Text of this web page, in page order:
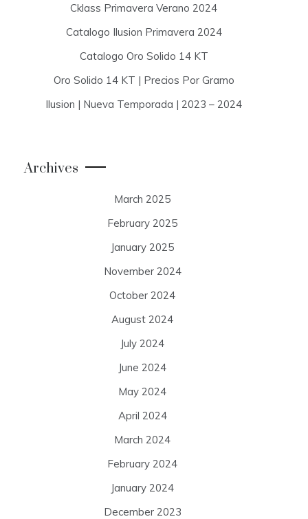
Cklass Primavera Verano 2024
Catalogo Ilusion Primavera 2024
Catalogo Oro Solido 14 KT
Oro Solido 14 KT | Precios Por Gramo
Ilusion | Nueva Temporada | 2023 – 2024
Archives
March 2025
February 2025
January 2025
November 2024
October 2024
August 2024
July 2024
June 2024
May 2024
April 2024
March 2024
February 2024
January 2024
December 2023